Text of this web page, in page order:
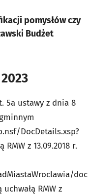
pomysłów czy
Budżet
5a ustawy z dnia 8
DocDetails.xsp?
RMW z 13.09.2018 r.
uchwałą RMW z